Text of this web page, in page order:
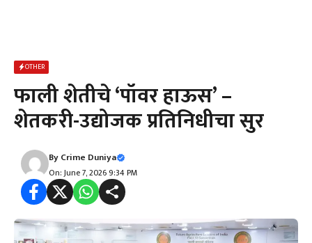
OTHER
फाली शेतीचे ‘पॉवर हाऊस’ –
शेतकरी-उद्योजक प्रतिनिधीचा सुर
ByCrime Duniya
On: June 7, 2026 9:34 PM